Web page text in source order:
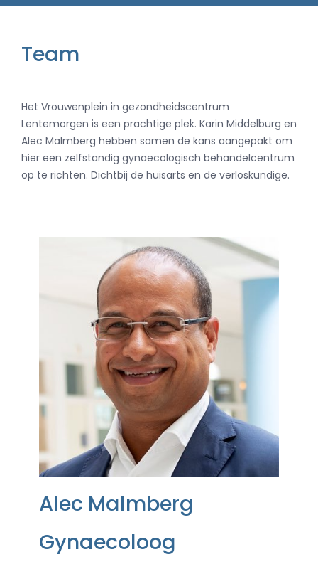
Team
Het Vrouwenplein in gezondheidscentrum
Lentemorgen is een prachtige plek. Karin Middelburg en
Alec Malmberg hebben samen de kans aangepakt om
hier een zelfstandig gynaecologisch behandelcentrum
op te richten. Dichtbij de huisarts en de verloskundige.
Alec Malmberg
Gynaecoloog